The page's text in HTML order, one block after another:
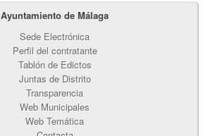
Ayuntamiento de Málaga
Sede Electrónica
Perfil del contratante
Tablón de Edictos
Juntas de Distrito
Transparencia
Web Municipales
Web Temática